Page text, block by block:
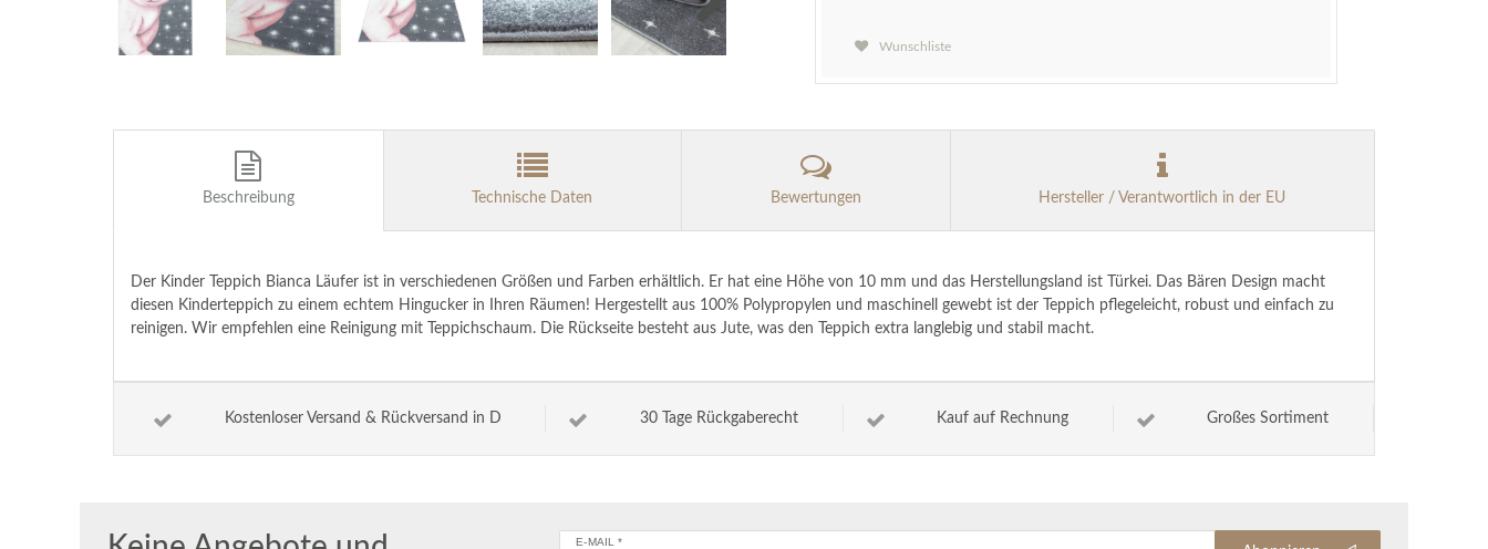
Wunschliste
Beschreibung Technische Daten Bewertungen Hersteller / Verantwortlich in der EU
Der Kinder Teppich Bianca Läufer ist in verschiedenen Größen und Farben erhältlich. Er hat eine Höhe von 10 mm und das Herstellungsland ist Türkei. Das Bären Design macht
diesen Kinderteppich zu einem echtem Hingucker in Ihren Räumen! Hergestellt aus 100% Polypropylen und maschinell gewebt ist der Teppich pflegeleicht, robust und einfach zu
reinigen. Wir empfehlen eine Reinigung mit Teppichschaum. Die Rückseite besteht aus Jute, was den Teppich extra langlebig und stabil macht.
Kostenloser Versand & Rückversand in D 30 Tage Rückgaberecht Kauf auf Rechnung Großes Sortiment
E-MAIL *